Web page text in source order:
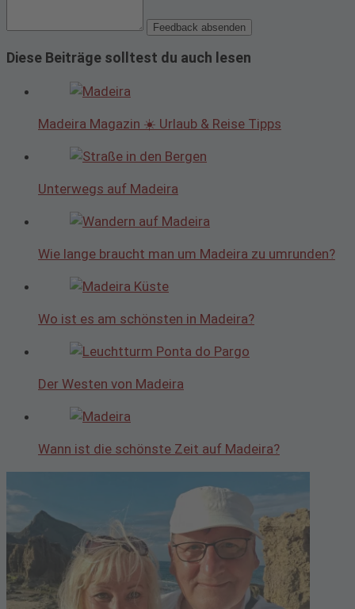
Feedback absenden
Diese Beiträge solltest du auch lesen
Madeira Magazin ☀️ Urlaub & Reise Tipps
Unterwegs auf Madeira
Wie lange braucht man um Madeira zu umrunden?
Wo ist es am schönsten in Madeira?
Der Westen von Madeira
Wann ist die schönste Zeit auf Madeira?